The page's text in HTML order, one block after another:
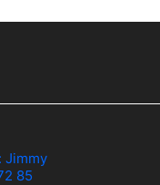
Jimmy
85